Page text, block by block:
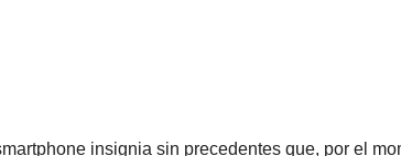
insignia sin precedentes que, por el